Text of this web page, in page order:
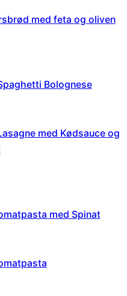
med feta og oliven
Bolognese
med Kødsauce og
med Spinat